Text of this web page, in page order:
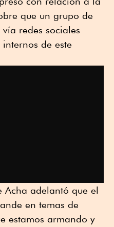
que un grupo de
redes sociales
de este
Acha adelantó que el
en temas de
estamos armando y